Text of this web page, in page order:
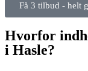
Få 3 tilbud - helt
Hvorfor
i Hasle?